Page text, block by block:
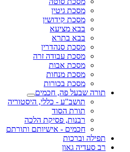
מסכת גיטין
מסכת קידושין
בבא מציעא
בבא בתרא
מסכת סנהדרין
מסכת עבודה זרה
מסכת אבות
מסכת מנחות
מסכת בכורות
תורה שבעל פה, חכמים
תושב"ע - כללי, היסטוריה
תורת הסוד
רבנות, פסיקת הלכה
חכמים - אישיותם ותורתם
תפילה וברכות
רב סעדיה גאון